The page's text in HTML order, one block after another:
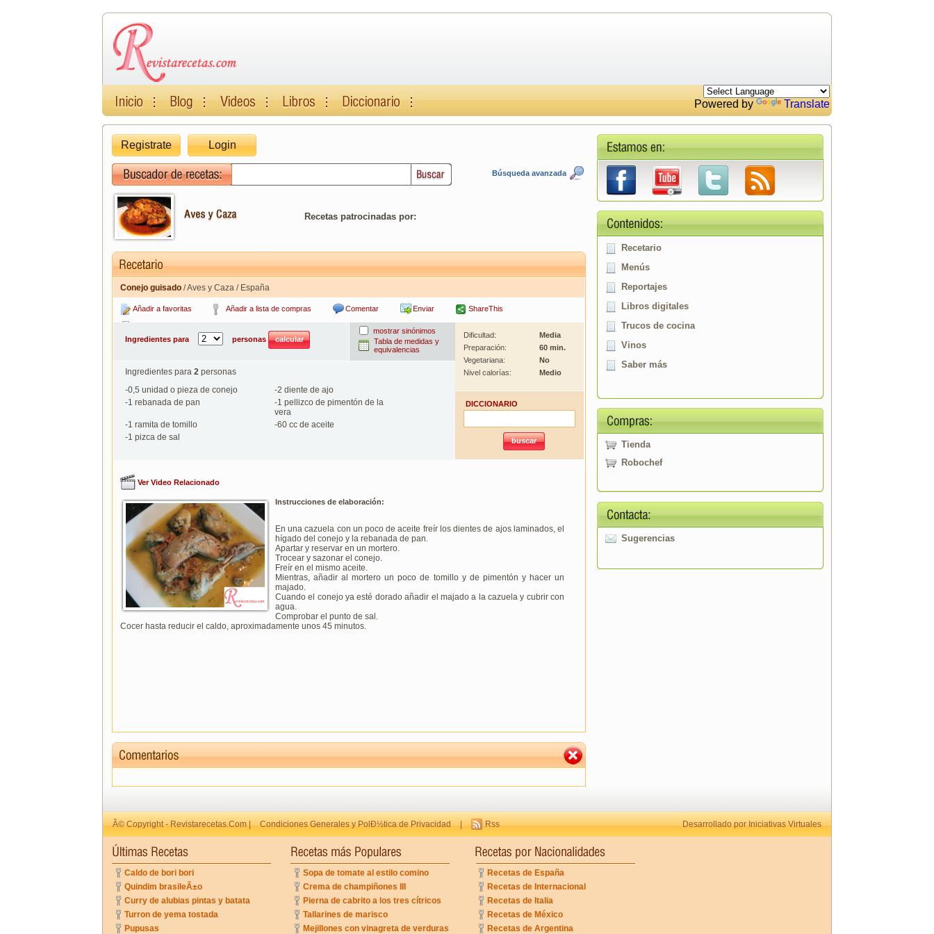
Powered by Translate
Registrate Login
Búsqueda avanzada
Recetas patrocinadas por:
Conejo guisado / Aves y Caza / España
Añadir a favoritas Añadir a lista de compras Comentar Enviar ShareThis
Ingredientes para
personas
mostrar sinónimos
Tabla de medidas y
equivalencias
Ingredientes para 2 personas
-0,5 unidad o pieza de conejo -2 diente de ajo
-1 rebanada de pan -1 pellizco de pimentón de la
vera
-1 ramita de tomillo -60 cc de aceite
-1 pizca de sal
Dificultad:
Media
Preparación:
60 min.
Vegetariana:
No
Nivel calorías:
Medio
DICCIONARIO
Ver Video Relacionado
Instrucciones de elaboración:
En una cazuela con un poco de aceite freír los dientes de ajos laminados, el
hígado del conejo y la rebanada de pan.
Apartar y reservar en un mortero.
Trocear y sazonar el conejo.
Freír en el mismo aceite.
Mientras, añadir al mortero un poco de tomillo y de pimentón y hacer un
majado.
Cuando el conejo ya esté dorado añadir el majado a la cazuela y cubrir con
agua.
Comprobar el punto de sal.
Cocer hasta reducir el caldo, aproximadamente unos 45 minutos.
Recetario
Menús
Reportajes
Libros digitales
Trucos de cocina
Vinos
Saber más
Tienda
Robochef
Sugerencias
Â© Copyright - Revistarecetas.Com | Condiciones Generales y PolÐ½tica de Privacidad | Rss Desarrollado por Iniciativas Virtuales
Caldo de bori bori
Quindim brasileÃ±o
Curry de alubias pintas y batata
Turron de yema tostada
Pupusas
Sopa de tomate al estilo comino
Crema de champiñones III
Pierna de cabrito a los tres cítricos
Tallarines de marisco
Mejillones con vinagreta de verduras
Recetas de España
Recetas de Internacional
Recetas de Italia
Recetas de México
Recetas de Argentina